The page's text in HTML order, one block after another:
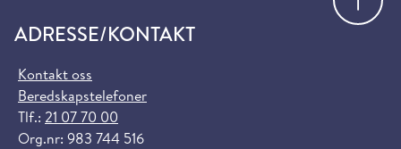
ADRESSE/KONTAKT
Kontakt oss
Beredskapstelefoner
Tlf.: 21 07 70 00
Org.nr: 983 744 516